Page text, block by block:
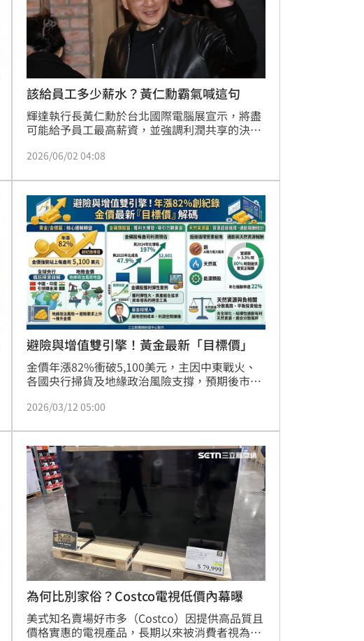
該給員工多少薪水？黃仁勳霸氣喊這句
輝達執行長黃仁勳於台北國際電腦展宣示，將盡
可能給予員工最高薪資，並強調利潤共享的決
出，輝達傾向以高比例股權激勵員工，肯定其對
哲家也預告今年分紅將成長逾30%，顯示全球半
導體搶人大戰已進入白熱化。這場由AI浪潮帶動
的頂尖人才爭奪戰，不僅展現各大廠留才決心，
更讓科技圈薪資水準再度攀向新高峰，成為市場
熱議焦點。
2026/06/02 04:08
避險與增值雙引擎！黃金最新「目標價」
金價年漲82%衝破5,100美元，主因中東戰火、
各國央行掃貨及地緣政治風險支撐，預期後市穩
間大增，預估2026年每盎司利潤將較2024年爆
同時，AI算力引爆電力超級循環，帶動銅、天然
氣等天然資源需求，在高通膨與結構性通膨環境
下，天然資源基金展現22%年化報酬潛力，其與
科技股低關聯性，能有效分散風險，成為震盪市
況中資產保值增值的關鍵契機。
2026/03/12 05:00
為何比別家俗？Costco電視低價內幕曝
美式知名賣場好市多（Costco）因提供高品質且
價格實惠的電視產品，長期以來被消費者視為購